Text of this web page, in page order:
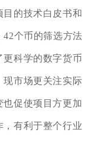
目的技术白皮书和
42个币的筛选方法
科学的数字货币
现市场更关注实际
促使项目方更加
有利于整个行业